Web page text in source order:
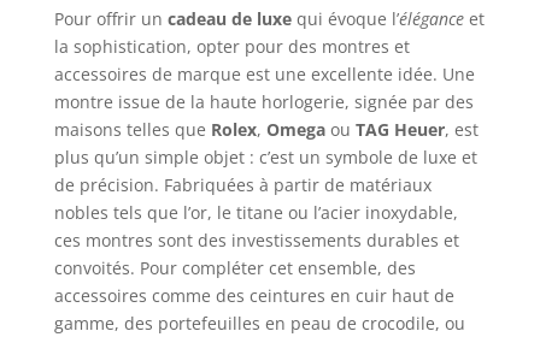
Pour offrir un cadeau de luxequi évoque l’éléganceet
la sophistication, opter pour des montres et
accessoires de marque est une excellente idée. Une
montre issue de la haute horlogerie, signée par des
maisons telles que Rolex, Omegaou TAG Heuer, est
plus qu’un simple objet : c’est un symbole de luxe et
de précision. Fabriquées à partir de matériaux
nobles tels que l’or, le titane ou l’acier inoxydable,
ces montres sont des investissements durables et
convoités. Pour compléter cet ensemble, des
accessoires comme des ceintures en cuir haut de
gamme, des portefeuilles en peau de crocodile, ou